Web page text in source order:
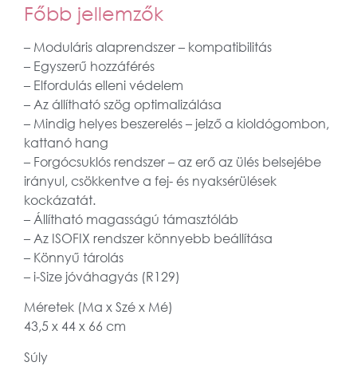
Főbb jellemzők
– Moduláris alaprendszer – kompatibilitás
– Egyszerű hozzáférés
– Elfordulás elleni védelem
– Az állítható szög optimalizálása
– Mindig helyes beszerelés – jelző a kioldógombon,
kattanó hang
– Forgócsuklós rendszer – az erő az ülés belsejébe
irányul, csökkentve a fej- és nyaksérülések
kockázatát.
– Állítható magasságú támasztóláb
– Az ISOFIX rendszer könnyebb beállítása
– Könnyű tárolás
– i-Size jóváhagyás (R129)
Méretek (Ma x Szé x Mé)
43,5 x 44 x 66 cm
Súly